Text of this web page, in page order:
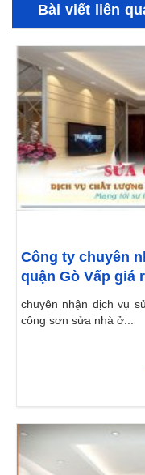
Bài viết liên
Công ty chuyên
quận Gò Vấp giá
chuyên nhận dịch vụ
công sơn sửa nhà ở...